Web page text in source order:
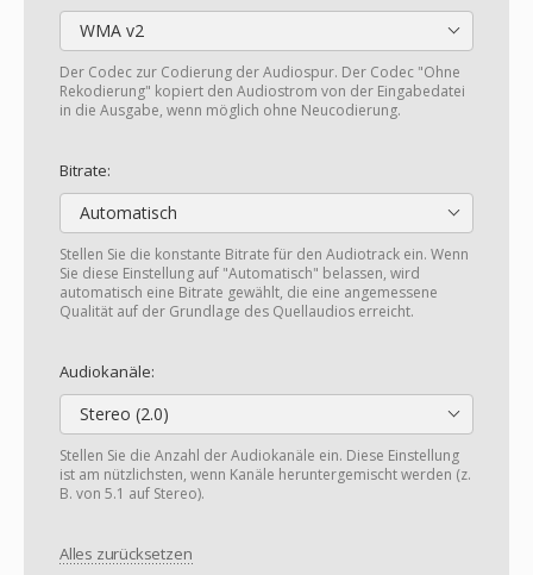
WMA v2
Der Codec zur Codierung der Audiospur. Der Codec "Ohne
Rekodierung" kopiert den Audiostrom von der Eingabedatei
in die Ausgabe, wenn möglich ohne Neucodierung.
Bitrate:
Automatisch
Stellen Sie die konstante Bitrate für den Audiotrack ein. Wenn
Sie diese Einstellung auf "Automatisch" belassen, wird
automatisch eine Bitrate gewählt, die eine angemessene
Qualität auf der Grundlage des Quellaudios erreicht.
Audiokanäle:
Stereo (2.0)
Stellen Sie die Anzahl der Audiokanäle ein. Diese Einstellung
ist am nützlichsten, wenn Kanäle heruntergemischt werden (z.
B. von 5.1 auf Stereo).
Alles zurücksetzen